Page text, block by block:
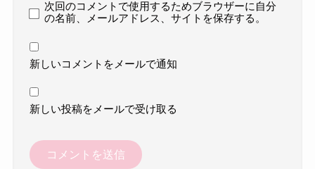
次回のコメントで使用するためブラウザーに自分
の名前、メールアドレス、サイトを保存する。
新しいコメントをメールで通知
新しい投稿をメールで受け取る